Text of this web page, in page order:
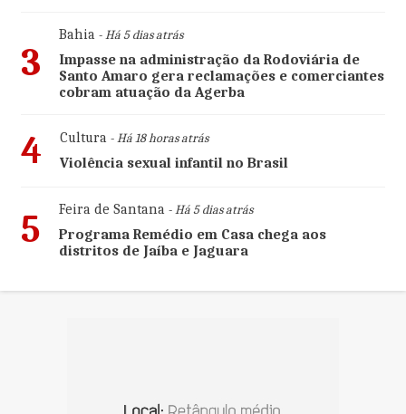
3
Bahia- Há 5 dias atrás
Impasse na administração da Rodoviária de
Santo Amaro gera reclamações e comerciantes
cobram atuação da Agerba
4 Cultura- Há 18 horas atrás
Violência sexual infantil no Brasil
5 Feira de Santana- Há 5 dias atrás
Programa Remédio em Casa chega aos
distritos de Jaíba e Jaguara